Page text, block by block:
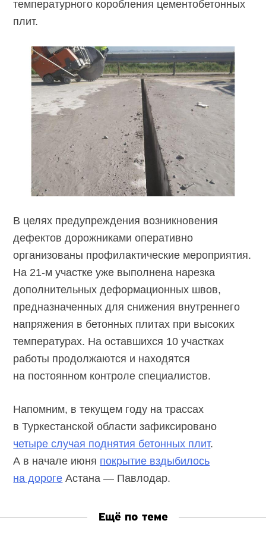
температурного коробления цементобетонных
плит.
В целях предупреждения возникновения
дефектов дорожниками оперативно
организованы профилактические мероприятия.
На 21-м участке уже выполнена нарезка
дополнительных деформационных швов,
предназначенных для снижения внутреннего
напряжения в бетонных плитах при высоких
температурах. На оставшихся 10 участках
работы продолжаются и находятся
на постоянном контроле специалистов.
Напомним, в текущем году на трассах
в Туркестанской области зафиксировано
четыре случая поднятия бетонных плит.
А в начале июня покрытие вздыбилось
на дороге Астана — Павлодар.
Ещё по теме